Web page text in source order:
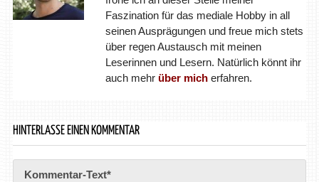
Faszination für das mediale Hobby in all
seinen Ausprägungen und freue mich stets
über regen Austausch mit meinen
Leserinnen und Lesern. Natürlich könnt ihr
auch mehr über micherfahren.
HINTERLASSE EINEN KOMMENTAR